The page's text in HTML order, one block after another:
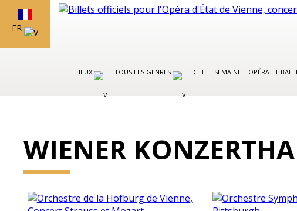
FR
LIEUX TOUS LES GENRES CETTE SEMAINE OPÉRA ET
WIENER